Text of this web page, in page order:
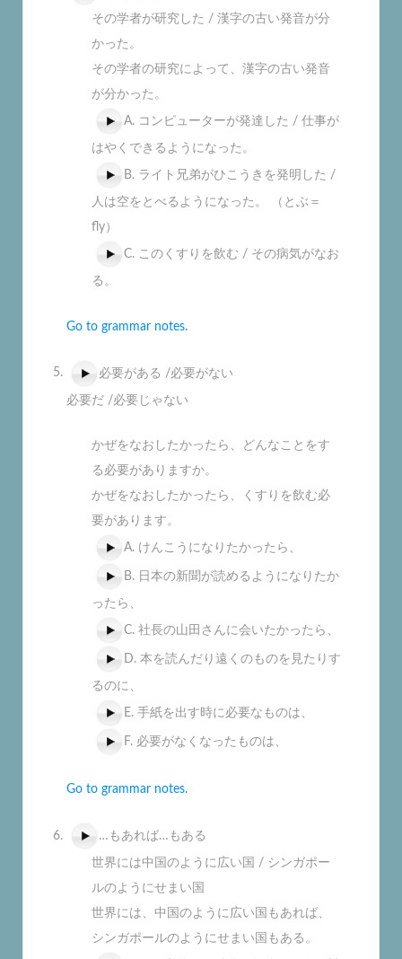
その学者が研究した / 漢字の古い発音が分
かった。
その学者の研究によって、漢字の古い発音
が分かった。
A. コンピューターが発達した / 仕事が
はやくできるようになった。
B. ライト兄弟がひこうきを発明した /
人は空をとべるようになった。 （とぶ＝
fly）
C. このくすりを飲む / その病気がなお
る。
Go to grammar notes.
必要がある /必要がない
必要だ /必要じゃない
かぜをなおしたかったら、どんなことをす
る必要がありますか。
かぜをなおしたかったら、くすりを飲む必
要があります。
A. けんこうになりたかったら、
B. 日本の新聞が読めるようになりたか
ったら、
C. 社長の山田さんに会いたかったら、
D. 本を読んだり遠くのものを見たりす
るのに、
E. 手紙を出す時に必要なものは、
F. 必要がなくなったものは、
Go to grammar notes.
…もあれば…もある
世界には中国のように広い国 / シンガポー
ルのようにせまい国
世界には、中国のように広い国もあれば、
シンガポールのようにせまい国もある。